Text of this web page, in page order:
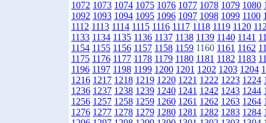
1072 1073 1074 1075 1076 1077 1078 1079 1080
1092 1093 1094 1095 1096 1097 1098 1099 1100
1112 1113 1114 1115 1116 1117 1118 1119 1120
1133 1134 1135 1136 1137 1138 1139 1140 1141
1154 1155 1156 1157 1158 1159 1160 1161 1162
1175 1176 1177 1178 1179 1180 1181 1182 1183
1196 1197 1198 1199 1200 1201 1202 1203 1204
1216 1217 1218 1219 1220 1221 1222 1223 1224
1236 1237 1238 1239 1240 1241 1242 1243 1244
1256 1257 1258 1259 1260 1261 1262 1263 1264
1276 1277 1278 1279 1280 1281 1282 1283 1284